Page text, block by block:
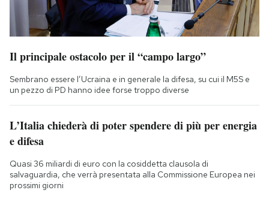
Il principale ostacolo per il “campo largo”
Sembrano essere l’Ucraina e in generale la difesa, su cui il M5S e
un pezzo di PD hanno idee forse troppo diverse
L’Italia chiederà di poter spendere di più per energia
e difesa
Quasi 36 miliardi di euro con la cosiddetta clausola di
salvaguardia, che verrà presentata alla Commissione Europea nei
prossimi giorni